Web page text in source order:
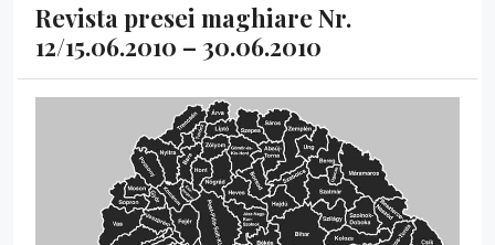
Revista presei maghiare Nr.
12/15.06.2010 – 30.06.2010